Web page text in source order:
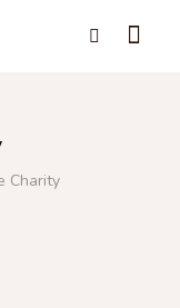
Charity